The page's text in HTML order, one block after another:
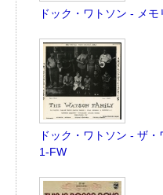
ドック・ワトソン - メ
ドック・ワトソン - ザ
1-FW